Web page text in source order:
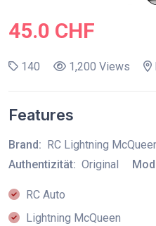
45.0 CHF
140 1,200 Views
Features
Brand:
RC Lightning
Authentizität: Original
RC Auto
Lightning McQueen